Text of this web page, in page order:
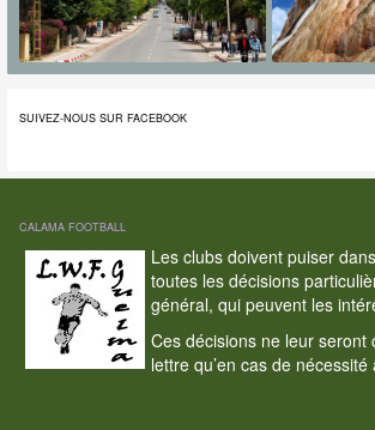
SUIVEZ-NOUS SUR FACEBOOK
CALAMA FOOTBALL
Les clubs doivent puiser
toutes les décisions
général, qui peuvent les
Ces décisions ne leur seront
lettre qu’en cas de nécessité